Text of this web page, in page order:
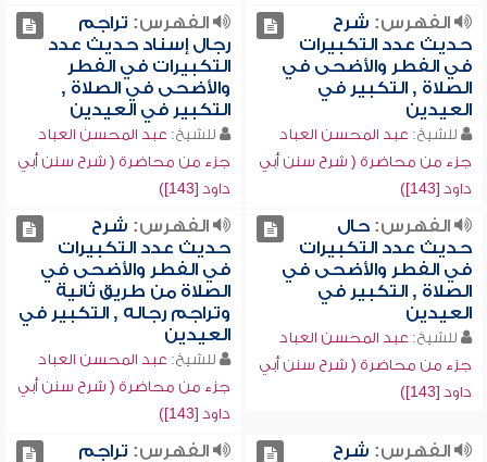
الفهرس: شرح
حديث عدد التكبيرات
في الفطر والأضحى في
الصلاة , التكبير في
العيدين
للشيخ: عبد المحسن العباد
جزء من محاضرة ( شرح سنن أبي
داود [143])
الفهرس: تراجم
رجال إسناد حديث عدد
التكبيرات في الفطر
والأضحى في الصلاة ,
التكبير في العيدين
للشيخ: عبد المحسن العباد
جزء من محاضرة ( شرح سنن أبي
داود [143])
الفهرس:حال
حديث عدد التكبيرات
في الفطر والأضحى في
الصلاة , التكبير في
العيدين
للشيخ: عبد المحسن العباد
جزء من محاضرة ( شرح سنن أبي
داود [143])
الفهرس: شرح
حديث عدد التكبيرات
في الفطر والأضحى في
الصلاة من طريق ثانية
وتراجم رجاله , التكبير في
العيدين
للشيخ: عبد المحسن العباد
جزء من محاضرة ( شرح سنن أبي
داود [143])
الفهرس: شرح
الفهرس: تراجم